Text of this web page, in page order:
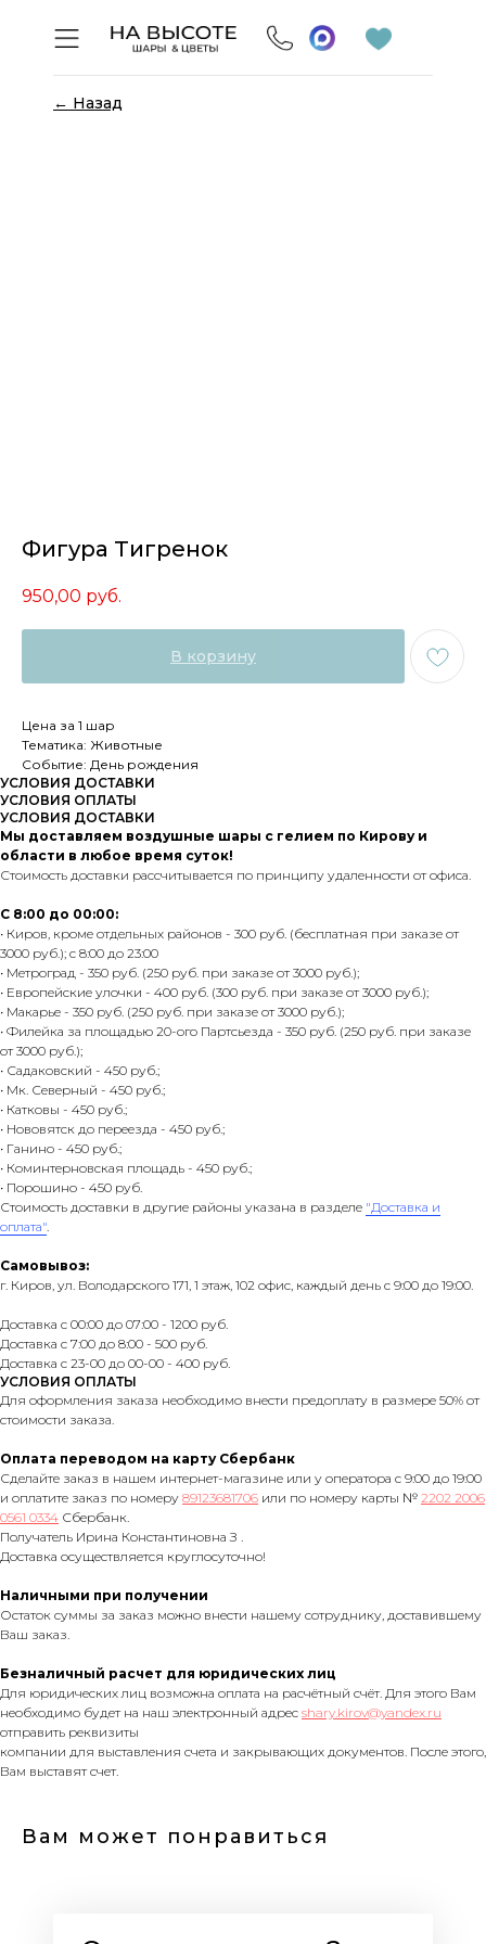
← Назад
Фигура Тигренок
950,00 руб.
В корзину
Цена за 1 шар
Тематика: Животные
Событие: День рождения
УСЛОВИЯ ДОСТАВКИ
УСЛОВИЯ ОПЛАТЫ
УСЛОВИЯ ДОСТАВКИ
Мы доставляем воздушные шары с гелием по Кирову и
области в любое время суток!
Стоимость доставки рассчитывается по принципу удаленности от офиса.
С 8:00 до 00:00:
• Киров, кроме отдельных районов - 300 руб. (бесплатная при заказе от
3000 руб.); с 8:00 до 23:00
• Метроград - 350 руб. (250 руб. при заказе от 3000 руб.);
• Европейские улочки - 400 руб. (300 руб. при заказе от 3000 руб.);
• Макарье - 350 руб. (250 руб. при заказе от 3000 руб.);
• Филейка за площадью 20-ого Партсьезда - 350 руб. (250 руб. при заказе
от 3000 руб.);
• Садаковский - 450 руб.;
• Мк. Северный - 450 руб.;
• Катковы - 450 руб.;
• Нововятск до переезда - 450 руб.;
• Ганино - 450 руб.;
• Коминтерновская площадь - 450 руб.;
• Порошино - 450 руб.
Стоимость доставки в другие районы указана в разделе "Доставка и
оплата".
Самовывоз:
г. Киров, ул. Володарского 171, 1 этаж, 102 офис, каждый день с 9:00 до 19:00.
Доставка с 00:00 до 07:00 - 1200 руб.
Доставка с 7:00 до 8:00 - 500 руб.
Доставка с 23-00 до 00-00 - 400 руб.
УСЛОВИЯ ОПЛАТЫ
Для оформления заказа необходимо внести предоплату в размере 50% от
стоимости заказа.
Оплата переводом на карту Сбербанк
Сделайте заказ в нашем интернет-магазине или у оператора с 9:00 до 19:00
и оплатите заказ по номеру 89123681706 или по номеру карты № 2202 2006
0561 0334 Сбербанк.
Получатель Ирина Константиновна З .
Доставка осуществляется круглосуточно!
Наличными при получении
Остаток суммы за заказ можно внести нашему сотруднику, доставившему
Ваш заказ.
Безналичный расчет для юридических лиц
Для юридических лиц возможна оплата на расчётный счёт. Для этого Вам
необходимо будет на наш электронный адрес shary.kirov@yandex.ru
отправить реквизиты
компании для выставления счета и закрывающих документов. После этого,
Вам выставят счет.
Вам может понравиться